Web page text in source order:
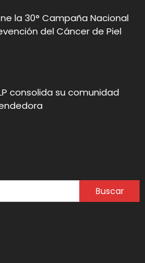
la 30° Campaña Nacional
del Cáncer de Piel
consolida su comunidad